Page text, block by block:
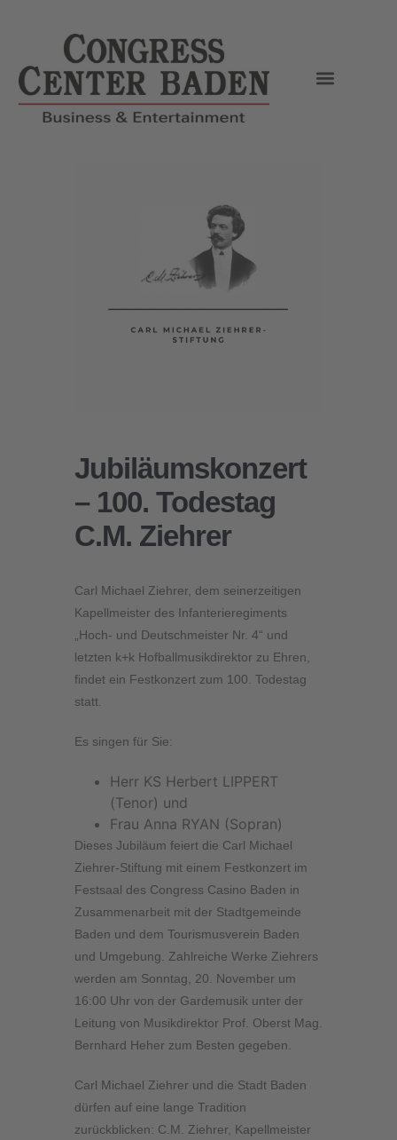
Jubiläumskonzert
– 100. Todestag
C.M. Ziehrer
Carl Michael Ziehrer, dem seinerzeitigen
Kapellmeister des Infanterieregiments
„Hoch- und Deutschmeister Nr. 4“ und
letzten k+k Hofballmusikdirektor zu Ehren,
findet ein Festkonzert zum 100. Todestag
statt.
Es singen für Sie:
Herr KS Herbert LIPPERT
(Tenor) und
Frau Anna RYAN (Sopran)
Dieses Jubiläum feiert die Carl Michael
Ziehrer-Stiftung mit einem Festkonzert im
Festsaal des Congress Casino Baden in
Zusammenarbeit mit der Stadtgemeinde
Baden und dem Tourismusverein Baden
und Umgebung. Zahlreiche Werke Ziehrers
werden am Sonntag, 20. November um
16:00 Uhr von der Gardemusik unter der
Leitung von Musikdirektor Prof. Oberst Mag.
Bernhard Heher zum Besten gegeben.
Carl Michael Ziehrer und die Stadt Baden
dürfen auf eine lange Tradition
zurückblicken: C.M. Ziehrer, Kapellmeister